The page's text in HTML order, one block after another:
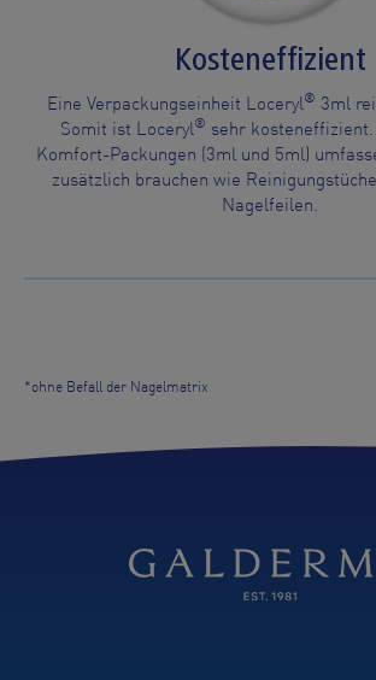
Kosteneffizient
Eine Verpackungseinheit Loceryl® 3ml
Somit ist Loceryl® sehr
Komfort-Packungen (3ml und 5ml)
zusätzlich brauchen wie
Nagelfeilen.
*ohne Befall der Nagelmatrix
Quick Access